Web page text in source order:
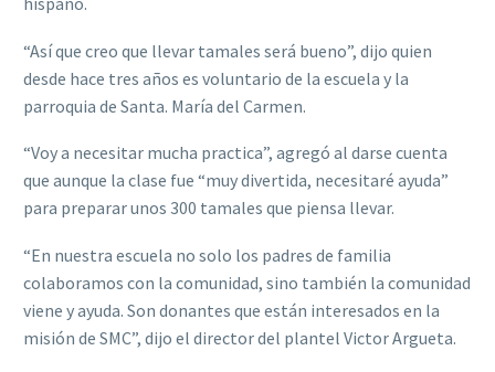
“Así que creo que llevar tamales será bueno”, dijo quien
desde hace tres años es voluntario de la escuela y la
parroquia de Santa. María del Carmen.
“Voy a necesitar mucha practica”, agregó al darse cuenta
que aunque la clase fue “muy divertida, necesitaré ayuda”
para preparar unos 300 tamales que piensa llevar.
“En nuestra escuela no solo los padres de familia
colaboramos con la comunidad, sino también la comunidad
viene y ayuda. Son donantes que están interesados en la
misión de SMC”, dijo el director del plantel Victor Argueta.